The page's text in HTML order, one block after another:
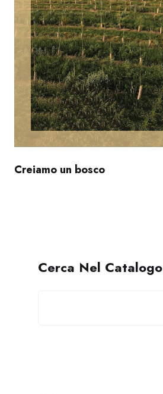
Creiamo un bosco
Cerca Nel Catalogo